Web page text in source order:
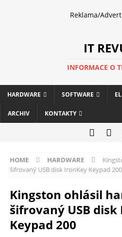
Reklama/
IT
INFORMACE O
HARDWARE SOFTWARE
ARCHIV KONTAKTY
HOME HARDWARE
šifrovaný USB disk IronKey Keypad 200
Kingston ohlásil
šifrovaný USB disk
Keypad 200